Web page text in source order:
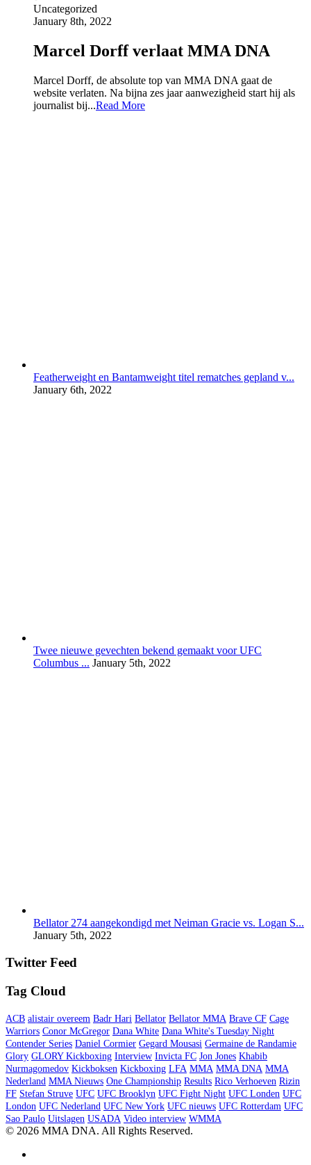
Uncategorized
January 8th, 2022
Marcel Dorff verlaat MMA DNA
Marcel Dorff, de absolute top van MMA DNA gaat de
website verlaten. Na bijna zes jaar aanwezigheid start hij als
journalist bij...Read More
Featherweight en Bantamweight titel rematches gepland v...
January 6th, 2022
Twee nieuwe gevechten bekend gemaakt voor UFC
Columbus ... January 5th, 2022
Bellator 274 aangekondigd met Neiman Gracie vs. Logan S...
January 5th, 2022
Twitter Feed
Tag Cloud
ACB alistair overeem Badr Hari Bellator Bellator MMA Brave CF Cage
Warriors Conor McGregor Dana White Dana White's Tuesday Night
Contender Series Daniel Cormier Gegard Mousasi Germaine de Randamie
Glory GLORY Kickboxing Interview Invicta FC Jon Jones Khabib
Nurmagomedov Kickboksen Kickboxing LFA MMA MMA DNA MMA
Nederland MMA Nieuws One Championship Results Rico Verhoeven Rizin
FF Stefan Struve UFC UFC Brooklyn UFC Fight Night UFC Londen UFC
London UFC Nederland UFC New York UFC nieuws UFC Rotterdam UFC
Sao Paulo Uitslagen USADA Video interview WMMA
© 2026 MMA DNA. All Rights Reserved.